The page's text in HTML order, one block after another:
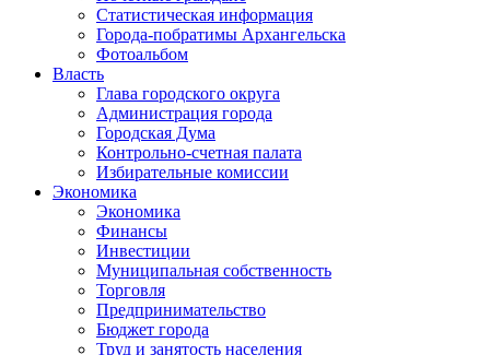
Статистическая информация
Города-побратимы Архангельска
Фотоальбом
Власть
Глава городского округа
Администрация города
Городская Дума
Контрольно-счетная палата
Избирательные комиссии
Экономика
Экономика
Финансы
Инвестиции
Муниципальная собственность
Торговля
Предпринимательство
Бюджет города
Труд и занятость населения